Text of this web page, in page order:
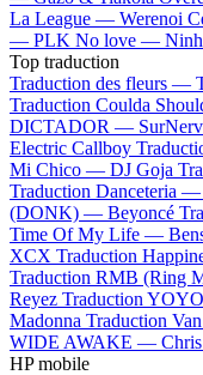
La League — Werenoi
— PLK No love —
Top traduction
Traduction des fleurs —
Traduction Coulda
DICTADOR —
Electric Callboy
Mi Chico — DJ Goja
Traduction Danceteria —
(DONK) — Beyoncé
Time Of My Life —
XCX Traduction
Traduction RMB (Ring
Reyez Traduction
Madonna Traduction
WIDE AWAKE —
HP mobile